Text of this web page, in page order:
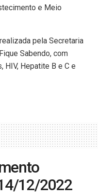
e Meio
pela Secretaria
Sabendo, com
Hepatite B e C e
12/2022